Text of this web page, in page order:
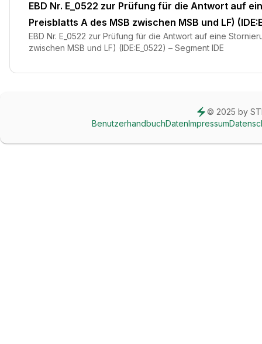
EBD Nr. E_0522 zur Prüfung für die Antwort auf
Preisblatts A des MSB zwischen MSB und LF)
EBD Nr. E_0522 zur Prüfung für die Antwort auf eine
zwischen MSB und LF) (IDE:E_0522) – Segment IDE
© 2025 by
BenutzerhandbuchDatenImpressum